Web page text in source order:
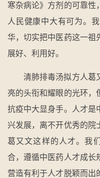
寒杂病论》方剂的可靠性
人民健康中大有可为。
华，切实把中医药这一祖
展好、利用好。
清肺排毒汤拟方人葛
亮的头衔和耀眼的光环，
抗疫中大显身手。人才是
兴发展，离不开优秀的院
葛又文这样的人才。我
合，遵循中医药人才成长
营造有利于人才脱颖而出